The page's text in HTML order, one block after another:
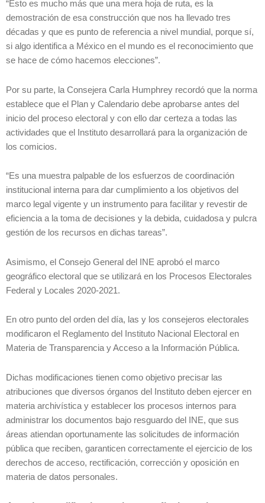
“Esto es mucho más que una mera hoja de ruta, es la
demostración de esa construcción que nos ha llevado tres
décadas y que es punto de referencia a nivel mundial, porque sí,
si algo identifica a México en el mundo es el reconocimiento que
se hace de cómo hacemos elecciones”.
Por su parte, la Consejera Carla Humphrey recordó que la norma
establece que el Plan y Calendario debe aprobarse antes del
inicio del proceso electoral y con ello dar certeza a todas las
actividades que el Instituto desarrollará para la organización de
los comicios.
“Es una muestra palpable de los esfuerzos de coordinación
institucional interna para dar cumplimiento a los objetivos del
marco legal vigente y un instrumento para facilitar y revestir de
eficiencia a la toma de decisiones y la debida, cuidadosa y pulcra
gestión de los recursos en dichas tareas”.
Asimismo, el Consejo General del INE aprobó el marco
geográfico electoral que se utilizará en los Procesos Electorales
Federal y Locales 2020-2021.
En otro punto del orden del día, las y los consejeros electorales
modificaron el Reglamento del Instituto Nacional Electoral en
Materia de Transparencia y Acceso a la Información Pública.
Dichas modificaciones tienen como objetivo precisar las
atribuciones que diversos órganos del Instituto deben ejercer en
materia archivística y establecer los procesos internos para
administrar los documentos bajo resguardo del INE, que sus
áreas atiendan oportunamente las solicitudes de información
pública que reciben, garanticen correctamente el ejercicio de los
derechos de acceso, rectificación, corrección y oposición en
materia de datos personales.